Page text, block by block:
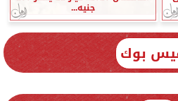
جنيه...
بوك